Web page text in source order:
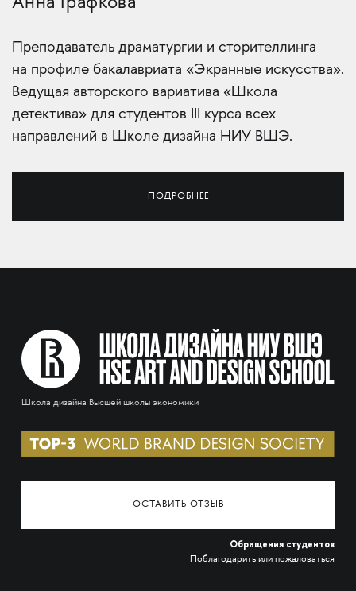
Преподаватель драматургии и сторителлинга
на профиле бакалавриата «Экранные искусства».
Ведущая авторского вариатива «Школа
детектива» для студентов III курса всех
направлений в Школе дизайна НИУ ВШЭ.
ПОДРОБНЕЕ
Школа дизайна Высшей школы экономики
ОСТАВИТЬ ОТЗЫВ
Обращения студентов
Поблагодарить или пожаловаться